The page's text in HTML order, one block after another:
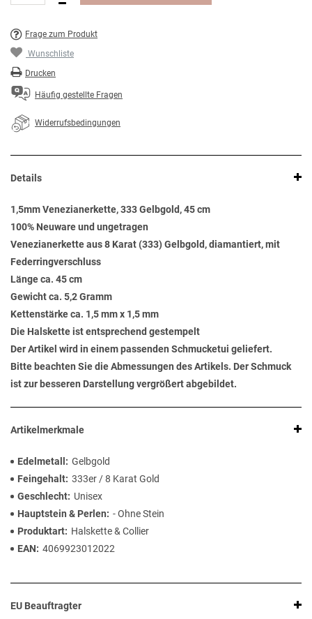
Frage zum Produkt
Wunschliste
Drucken
Häufig gestellte Fragen
Widerrufsbedingungen
Details
1,5mm Venezianerkette, 333 Gelbgold, 45 cm
100% Neuware und ungetragen
Venezianerkette aus 8 Karat (333) Gelbgold, diamantiert, mit
Federringverschluss
Länge ca. 45 cm
Gewicht ca. 5,2 Gramm
Kettenstärke ca. 1,5 mm x 1,5 mm
Die Halskette ist entsprechend gestempelt
Der Artikel wird in einem passenden Schmucketui geliefert.
Bitte beachten Sie die Abmessungen des Artikels. Der Schmuck
ist zur besseren Darstellung vergrößert abgebildet.
Artikelmerkmale
Edelmetall
Gelbgold
Feingehalt 333er / 8 Karat Gold
Geschlecht
Unisex
Hauptstein & Perlen
- Ohne Stein
Produktart
Halskette & Collier
EAN
4069923012022
EU Beauftragter